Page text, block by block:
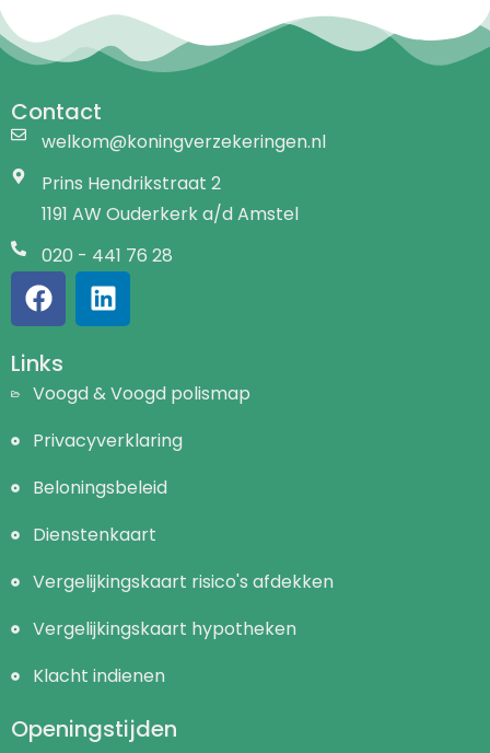
Contact
welkom@koningverzekeringen.nl
Prins Hendrikstraat 2
1191 AW Ouderkerk a/d Amstel
020 - 441 76 28
Links
Voogd & Voogd polismap
Privacyverklaring
Beloningsbeleid
Dienstenkaart
Vergelijkingskaart risico's afdekken
Vergelijkingskaart hypotheken
Klacht indienen
Openingstijden